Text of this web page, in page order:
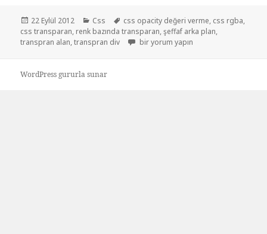
Yayın
tarihi
22 Eylül 2012 Kategoriler
Css Etiketler
css opacity değeri verme, css rgba,
css transparan, renk bazında transparan,şeffaf arka plan,
transpran alan,transpran div Css renk bazında transparan alan için
bir yorum yapın
WordPress gururla sunar